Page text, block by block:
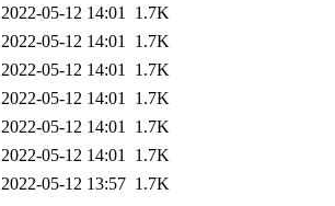
2022-05-12 14:01 1.7K
2022-05-12 14:01 1.7K
2022-05-12 14:01 1.7K
2022-05-12 14:01 1.7K
2022-05-12 14:01 1.7K
2022-05-12 14:01 1.7K
2022-05-12 13:57 1.7K